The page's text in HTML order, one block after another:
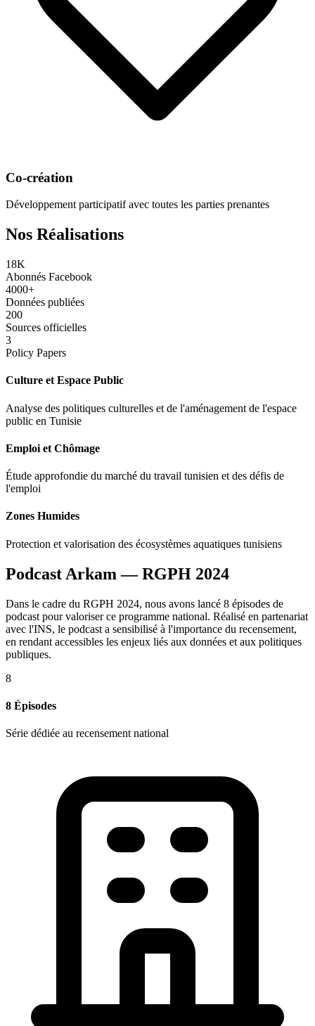
Co-création
Développement participatif avec toutes les parties prenantes
Nos Réalisations
18K
Abonnés Facebook
4000+
Données publiées
200
Sources officielles
3
Policy Papers
Culture et Espace Public
Analyse des politiques culturelles et de l'aménagement de l'espace
public en Tunisie
Emploi et Chômage
Étude approfondie du marché du travail tunisien et des défis de
l'emploi
Zones Humides
Protection et valorisation des écosystèmes aquatiques tunisiens
Podcast Arkam — RGPH 2024
Dans le cadre du RGPH 2024, nous avons lancé 8 épisodes de
podcast pour valoriser ce programme national. Réalisé en partenariat
avec l'INS, le podcast a sensibilisé à l'importance du recensement,
en rendant accessibles les enjeux liés aux données et aux politiques
publiques.
8
8 Épisodes
Série dédiée au recensement national